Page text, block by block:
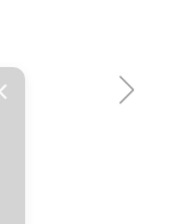
& Skylift